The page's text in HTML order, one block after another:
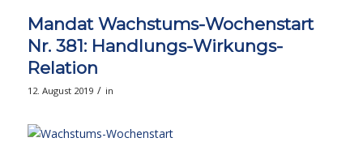
Mandat Wachstums-Wochenstart
Nr. 381: Handlungs-Wirkungs-
Relation
12. August 2019 / in